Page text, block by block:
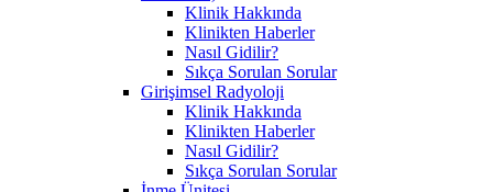
Klinik Hakkında
Klinikten Haberler
Nasıl Gidilir?
Sıkça Sorulan Sorular
Girişimsel Radyoloji
Klinik Hakkında
Klinikten Haberler
Nasıl Gidilir?
Sıkça Sorulan Sorular